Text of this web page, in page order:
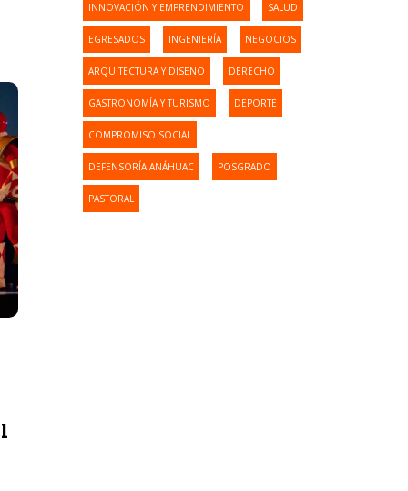
INNOVACIÓN Y EMPRENDIMIENTO SALUD
EGRESADOS INGENIERÍA NEGOCIOS
ARQUITECTURA Y DISEÑO DERECHO
GASTRONOMÍA Y TURISMO DEPORTE
COMPROMISO SOCIAL
DEFENSORÍA ANÁHUAC POSGRADO
PASTORAL